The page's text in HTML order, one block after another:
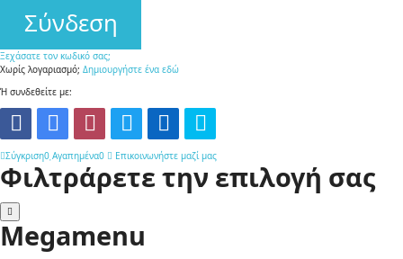
Σύνδεση
Ξεχάσατε τον κωδικό σας;
Χωρίς λογαριασμό; Δημιουργήστε ένα εδώ
Ή συνδεθείτε με:
Σύγκριση0 Αγαπημένα0 Επικοινωνήστε μαζί μας
Φιλτράρετε την επιλογή σας
Megamenu